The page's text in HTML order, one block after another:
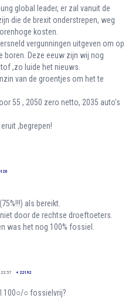
global leader, er zal vanuit de
die de brexit onderstrepen, weg
kosten.
vergunningen uitgeven om op
boren. Deze eeuw zijn wij nog
,zo luide het nieuws.
van de groentjes om het te
55 , 2050 zero netto, 2035 auto's
,begrepen!
als bereikt.
door de rechtse droeftoeters.
was het nog 100% fossiel.
22:57 + 22192
100○/○ fossielvrij?